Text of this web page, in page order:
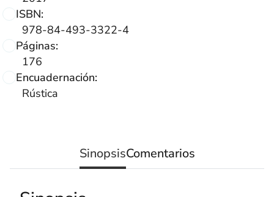
ISBN:
978-84-493-3322-4
Páginas:
176
Encuadernación:
Rústica
SinopsisComentarios